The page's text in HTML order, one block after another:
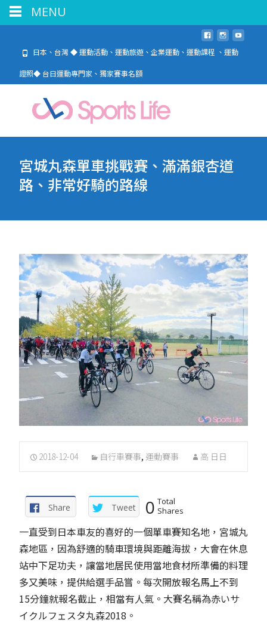
日本、台灣 ◆ 運動活動、運動旅遊、企業運動、運動課程 、運動
證照◆ 台日運動專門家、獨家賽事名額
宮城丸森單車挑戰賽、滿滿銀杏道
路、非常好騎的路線
2018-12-04 自行車賽事, 運動賽事 高 日日
Share Tweet 0 Total
Shares
一直受到日本車友的喜好的一個單車賽知名地，宮城丸
森地區，因為舒適的騎車環境與距離海拔，大會在休息
站中下足功夫，讓當地居民使用當地食材所準備的料理
多又美味，提供給選手品嘗。每次開放報名馬上不到
15分鐘就報名截止，相當有人氣。大賽名稱為赤いサ
イクルフェスタ丸森2018。
MENU